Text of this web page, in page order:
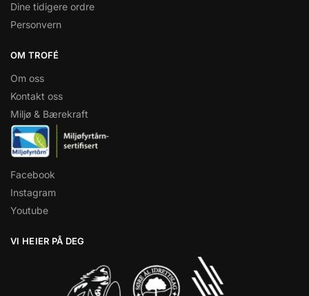
Dine tidigere ordre
Personvern
OM TROFÉ
Om oss
Kontakt oss
Miljø & Bærekraft
Facebook
Instagram
Youtube
VI HEIER PÅ DEG